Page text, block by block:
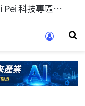
科技人的經驗傳承地！在 Pei Pei 科技專區，與學弟妹交流最硬核的技術